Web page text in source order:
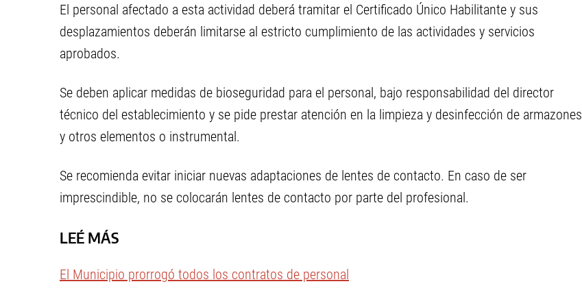
El personal afectado a esta actividad deberá tramitar el Certificado Único Habilitante y sus
desplazamientos deberán limitarse al estricto cumplimiento de las actividades y servicios
aprobados.
Se deben aplicar medidas de bioseguridad para el personal, bajo responsabilidad del director
técnico del establecimiento y se pide prestar atención en la limpieza y desinfección de armazones
y otros elementos o instrumental.
Se recomienda evitar iniciar nuevas adaptaciones de lentes de contacto. En caso de ser
imprescindible, no se colocarán lentes de contacto por parte del profesional.
LEÉ MÁS
El Municipio prorrogó todos los contratos de personal